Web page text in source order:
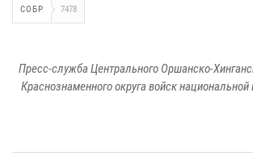
СОБР 7478
Пресс-служба Центрального Оршанско-
Краснознаменного округа войск